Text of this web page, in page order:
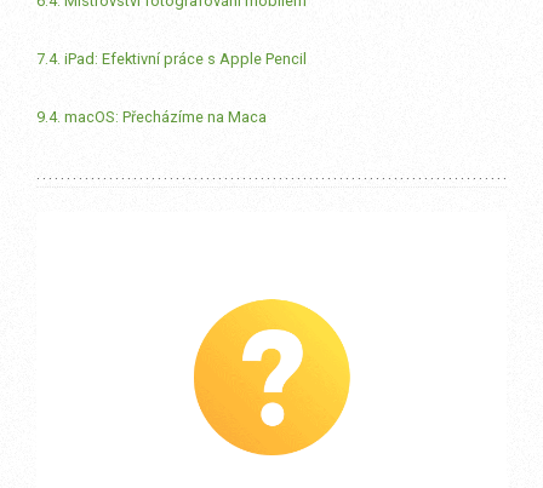
7.4. iPad: Efektivní práce s Apple Pencil
9.4. macOS: Přecházíme na Maca